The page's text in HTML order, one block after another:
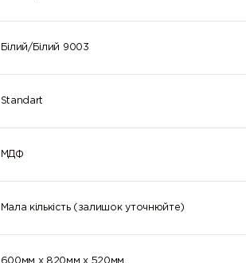
Білий/Білий 9003
Standart
МДФ
Мала кількість (залишок уточнюйте)
600мм x 820мм x 520мм